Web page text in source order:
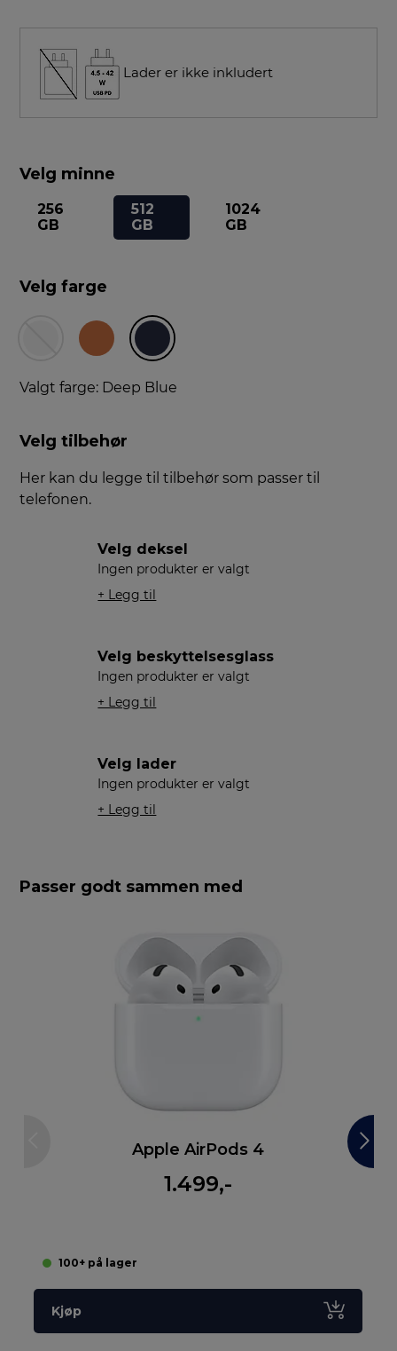
Lader er ikke inkludert
Velg minne
256
GB
512
GB
1024
GB
Velg farge
Valgt farge: Deep Blue
Velg tilbehør
Her kan du legge til tilbehør som passer til
telefonen.
Velg deksel
Ingen produkter er valgt
+ Legg til
Velg beskyttelsesglass
Ingen produkter er valgt
+ Legg til
Velg lader
Ingen produkter er valgt
+ Legg til
Passer godt sammen med
Apple AirPods 4
1.499,-
100+ på lager
Kjøp